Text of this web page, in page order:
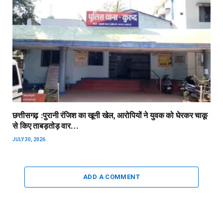
छत्तीसगढ़ :पुरानी रंजिश का खूनी खेल, आरोपियों ने युवक को घेरकर चाकू
से किए ताबड़तोड़ वार…
JULY 30, 2026
ADD A COMMENT